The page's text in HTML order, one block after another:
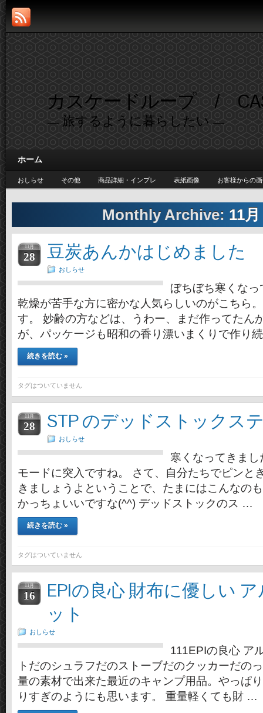
カスケードループ /
— 旅するように暮らしたい —
ホーム
おしらせ その他 商品詳細・インプレ 表紙画像 お客様からの
Monthly Archive: 11
11月
28 豆炭あんかはじめました
おしらせ
ぼちぼち寒くな
乾燥が苦手な方に密かな人気らしいのがこちら
す。 妙齢の方などは、うわー、まだ作ってたん
が、パッケージも昭和の香り漂いまくりで作り
続きを読む »
タグはついていません
11月
28 STP のデッドストックス
おしらせ
寒くなってきま
モードに突入ですね。 さて、自分たちでピンと
きましょうよということで、たまにはこんなの
かっちょいいですな(^^) デッドストックのス …
続きを読む »
タグはついていません
11月
16
EPIの良心 財布に優しい
ット
おしらせ
111EPIの良心 ア
トだのシュラフだのストーブだのクッカーだの
量の素材で出来た最近のキャンプ用品。やっぱ
りすぎのようにも思います。 重量軽くても財 …